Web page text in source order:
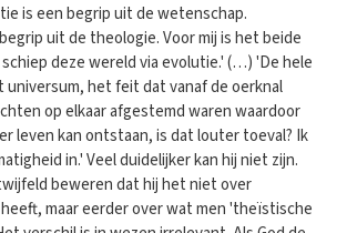
is een begrip uit de wetenschap.
uit de theologie. Voor mij is het beide
schiep deze wereld via evolutie.' (…) 'De hele
universum, het feit dat vanaf de oerknal
op elkaar afgestemd waren waardoor
leven kan ontstaan, is dat louter toeval? Ik
in.' Veel duidelijker kan hij niet zijn.
beweren dat hij het niet over
heeft, maar eerder over wat men 'theïstische